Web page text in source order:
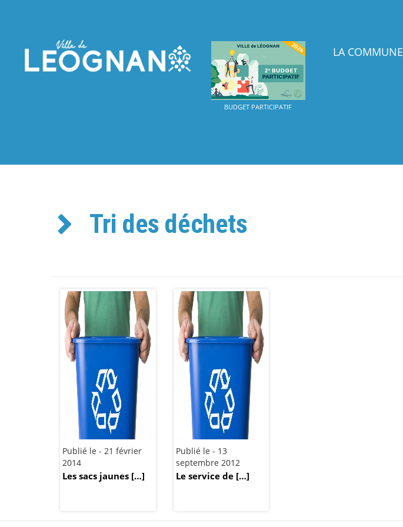
BUDGET PARTICIPATIF
LA COMMUNE
Tri des déchets
Publié le - 21 février
2014
Les sacs jaunes […]
Publié le - 13
septembre 2012
Le service de […]